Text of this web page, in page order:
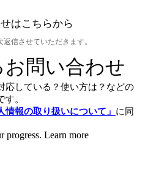
はこちらから
信させていただきます。